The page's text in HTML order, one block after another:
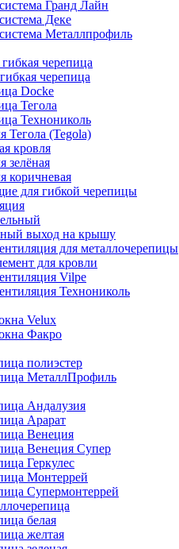
Гранд Лайн
Деке
Металлпрофиль
черепица
черепица
Docke
Тегола
Технониколь
Тегола (Tegola)
кровля
зелёная
коричневая
для гибкой черепицы
выход на крышу
для металлочерепицы
для кровли
Vilpe
Технониколь
Velux
Факро
полиэстер
МеталлПрофиль
Андалузия
Арарат
Венеция
Венеция Супер
Геркулес
Монтеррей
Супермонтеррей
белая
желтая